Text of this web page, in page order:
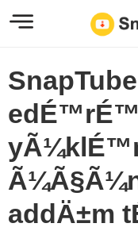
addÄ±m